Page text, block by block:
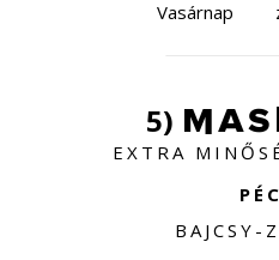
Vasárnap
5)
EXTRA
BAJCSY-